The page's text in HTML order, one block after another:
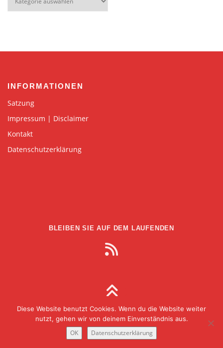
INFORMATIONEN
Satzung
Impressum | Disclaimer
Kontakt
Datenschutzerklärung
BLEIBEN SIE AUF DEM LAUFENDEN
Copyright © 2026 Gesellschaft für Medien in der
Wissenschaft–OnePresstheme by FameThemes
Diese Website benutzt Cookies. Wenn du die Website weiter
nutzt, gehen wir von deinem Einverständnis aus.
OK Datenschutzerklärung